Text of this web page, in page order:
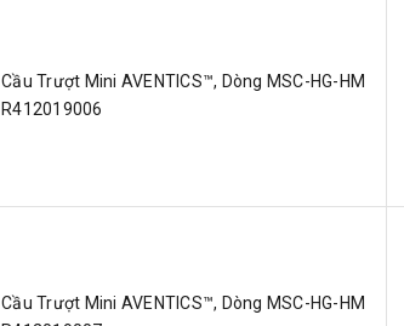
Cầu Trượt Mini AVENTICS™, Dòng MSC-HG-HM
R412019006
Cầu Trượt Mini AVENTICS™, Dòng MSC-HG-HM